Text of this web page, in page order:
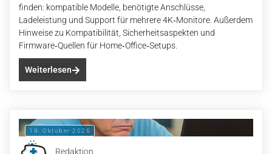
finden: kompatible Modelle, benötigte Anschlüsse,
Ladeleistung und Support für mehrere 4K‑Monitore. Außerdem
Hinweise zu Kompatibilität, Sicherheitsaspekten und
Firmware‑Quellen für Home‑Office‑Setups.
Weiterlesen
19. Oktober 2025
Redaktion